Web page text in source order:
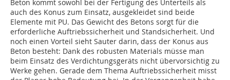
Beton kommt sowohl bei der Fertigung des Unterteils als
auch des Konus zum Einsatz, ausgekleidet sind beide
Elemente mit PU. Das Gewicht des Betons sorgt für die
erforderliche Auftriebssicherheit und Standsicherheit. Und
noch einen Vorteil sieht Sauter darin, dass der Konus aus
Beton besteht: Dank des robusten Materials müsse man
beim Einsatz des Verdichtungsgeräts nicht übervorsichtig zu
Werke gehen. Gerade dem Thema Auftriebssicherheit misst